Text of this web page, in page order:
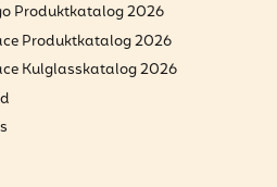
Produktkatalog 2026
Produktkatalog 2026
Kulglasskatalog 2026